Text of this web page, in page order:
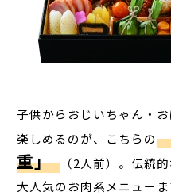
子供からおじいちゃん・
楽しめるのが、こちらの
重」 （2人前）。伝統
大人気のお肉系メニュー